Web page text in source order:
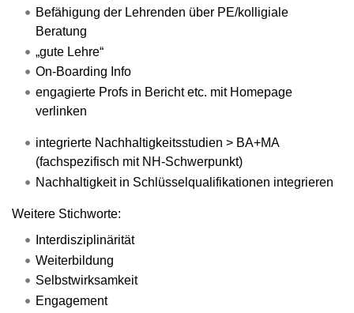
Befähigung der Lehrenden über PE/kolligiale
Beratung
„gute Lehre“
On-Boarding Info
engagierte Profs in Bericht etc. mit Homepage
verlinken
integrierte Nachhaltigkeitsstudien > BA+MA
(fachspezifisch mit NH-Schwerpunkt)
Nachhaltigkeit in Schlüsselqualifikationen integrieren
Weitere Stichworte:
Interdisziplinärität
Weiterbildung
Selbstwirksamkeit
Engagement